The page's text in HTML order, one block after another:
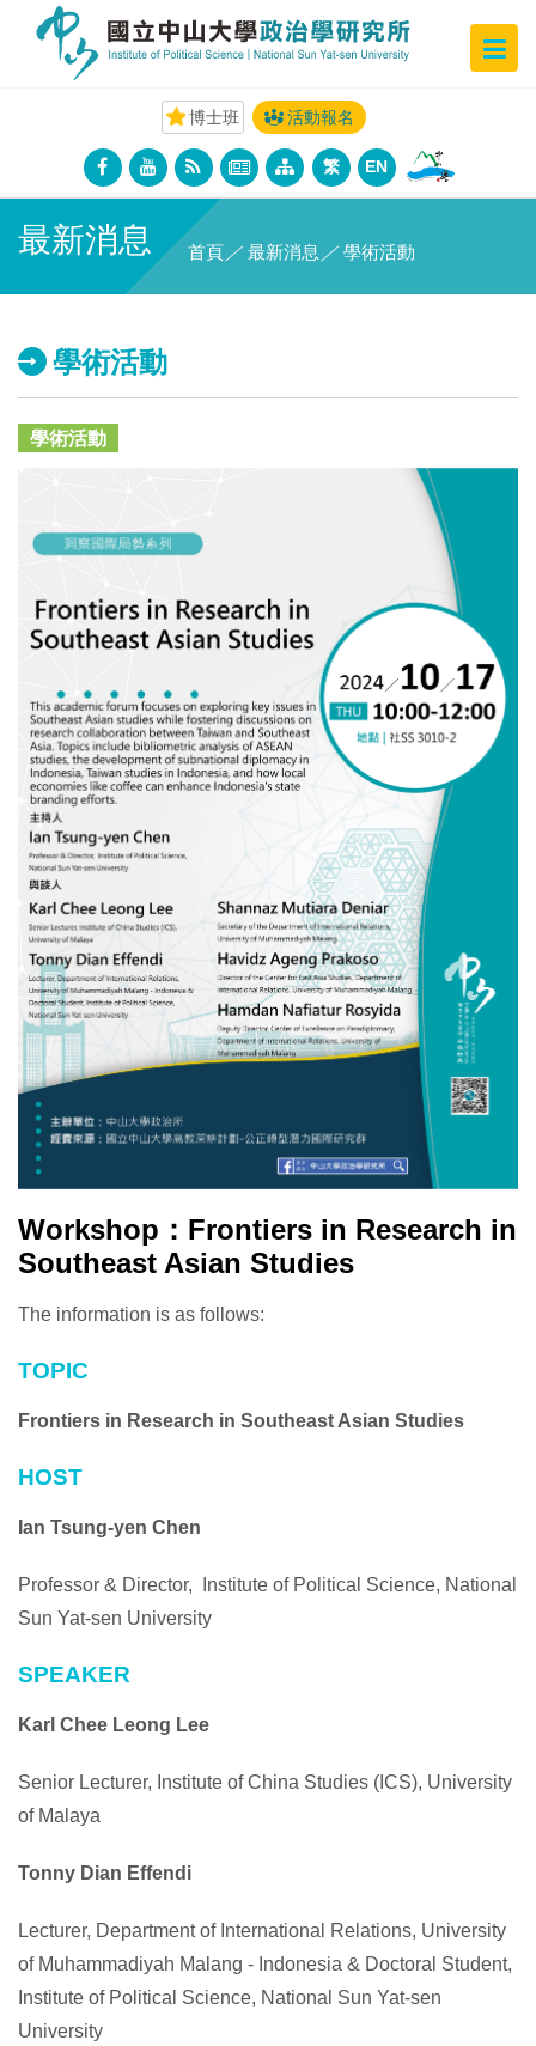
博士班 活動報名
繁 EN
最新消息 首頁 ／ 最新消息 ／ 學術活動
學術活動
學術活動
Workshop：Frontiers in Research in
Southeast Asian Studies
The information is as follows:
TOPIC
Frontiers in Research in Southeast Asian Studies
HOST
Ian Tsung-yen Chen
Professor & Director, Institute of Political Science, National
Sun Yat-sen University
SPEAKER
Karl Chee Leong Lee
Senior Lecturer, Institute of China Studies (ICS), University
of Malaya
Tonny Dian Effendi
Lecturer, Department of International Relations, University
of Muhammadiyah Malang - Indonesia & Doctoral Student,
Institute of Political Science, National Sun Yat-sen
University